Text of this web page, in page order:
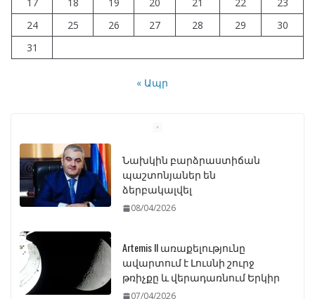
24
25 26 27 28 29
30
31
« Ապր
Նախկին բարձրաստիճան
պաշտոնյաներ են
ձերբակալվել
08/04/2026
Artemis II առաքելությունը
ավարտում է Լուսնի շուրջ
թռիչքը և վերադառնում Երկիր
07/04/2026